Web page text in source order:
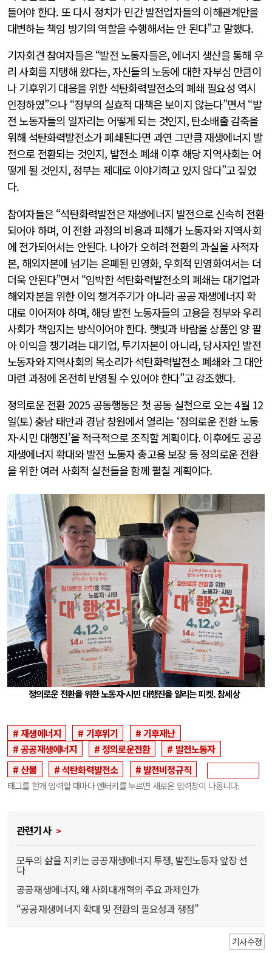
들어야 한다. 또 다시 정치가 민간 발전업자들의 이해관계만을
대변하는 책임 방기의 역할을 수행해서는 안 된다”고 말했다.
기자회견 참여자들은 “발전 노동자들은, 에너지 생산을 통해 우
리 사회를 지탱해 왔다는, 자신들의 노동에 대한 자부심 만큼이
나 기후위기 대응을 위한 석탄화력발전소의 폐쇄 필요성 역시
인정하였”으나 “정부의 실효적 대책은 보이지 않는다”면서 “발
전 노동자들의 일자리는 어떻게 되는 것인지, 탄소배출 감축을
위해 석탄화력발전소가 폐쇄된다면 과연 그만큼 재생에너지 발
전으로 전환되는 것인지, 발전소 폐쇄 이후 해당 지역사회는 어
떻게 될 것인지, 정부는 제대로 이야기하고 있지 않다”고 짚었
다.
참여자들은 “석탄화력발전은 재생에너지 발전으로 신속히 전환
되어야 하며, 이 전환 과정의 비용과 피해가 노동자와 지역사회
에 전가되어서는 안된다. 나아가 오히려 전환의 과실을 사적자
본, 해외자본에 넘기는 은폐된 민영화, 우회적 민영화여서는 더
더욱 안된다”면서 “임박한 석탄화력발전소의 폐쇄는 대기업과
해외자본을 위한 이익 챙겨주기가 아니라 공공 재생에너지 확
대로 이어져야 하며, 해당 발전 노동자들의 고용을 정부와 우리
사회가 책임지는 방식이어야 한다. 햇빛과 바람을 상품인 양 팔
아 이익을 챙기려는 대기업, 투기자본이 아니라, 당사자인 발전
노동자와 지역사회의 목소리가 석탄화력발전소 폐쇄와 그 대안
마련 과정에 온전히 반영될 수 있어야 한다”고 강조했다.
정의로운 전환 2025 공동행동은 첫 공동 실천으로 오는 4월 12
일(토) 충남 태안과 경남 창원에서 열리는 ‘정의로운 전환 노동
자·시민 대행진’을 적극적으로 조직할 계획이다. 이후에도 공공
재생에너지 확대와 발전 노동자 총고용 보장 등 정의로운 전환
을 위한 여러 사회적 실천들을 함께 펼칠 계획이다.
정의로운 전환을 위한 노동자·시민 대행진을 알리는 피켓. 참세상
재생에너지 기후위기
기후재난
공공재생에너지
정의로운전환
발전노동자
산불
석탄화력발전소 발전비정규직
태그를 한개 입력할 때마다 엔터키를 누르면 새로운 입력창이 나옵니다.
관련기사
모두의 삶을 지키는 공공재생에너지 투쟁, 발전노동자 앞장 선
다
공공재생에너지, 왜 사회대개혁의 주요 과제인가
“공공재생에너지 확대 및 전환의 필요성과 쟁점”
기사수정